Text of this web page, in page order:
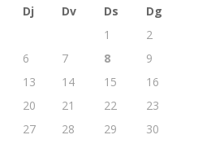
Dj Dv Ds
Dg
1
2
6 7 8
9
13 14 15
16
20 21 22
23
27 28 29
30